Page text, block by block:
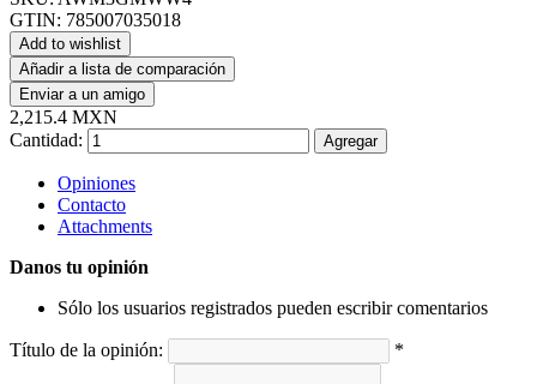
GTIN: 785007035018
Add to wishlist
Añadir a lista de comparación
Enviar a un amigo
2,215.4 MXN
Cantidad:
Agregar
Opiniones
Contacto
Attachments
Danos tu opinión
Sólo los usuarios registrados pueden escribir comentarios
Título de la opinión: *